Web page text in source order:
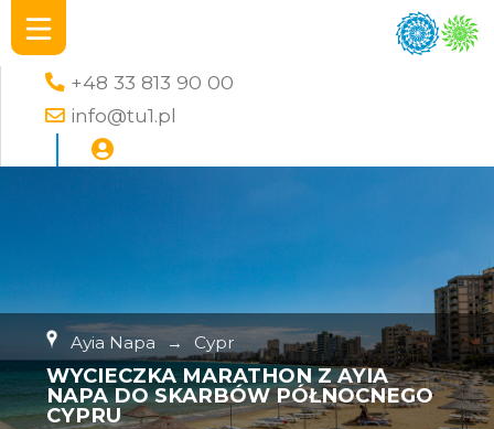
+48 33 813 90 00
info@tu1.pl
Ayia Napa → Cypr
WYCIECZKA MARATHON Z AYIA
NAPA DO SKARBÓW PÓŁNOCNEGO
CYPRU